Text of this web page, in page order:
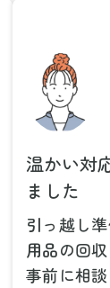
温かい対
ました
引っ越し
用品の回
事前に相